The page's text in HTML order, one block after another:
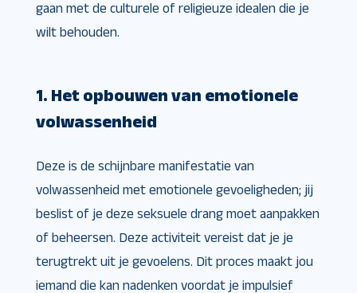
gaan met de culturele of religieuze idealen die je
wilt behouden.
1. Het opbouwen van emotionele
volwassenheid
Deze is de schijnbare manifestatie van
volwassenheid met emotionele gevoeligheden; jij
beslist of je deze seksuele drang moet aanpakken
of beheersen. Deze activiteit vereist dat je je
terugtrekt uit je gevoelens. Dit proces maakt jou
iemand die kan nadenken voordat je impulsief